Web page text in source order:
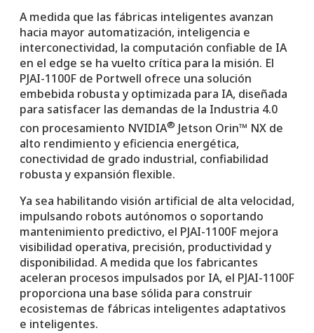
A medida que las fábricas inteligentes avanzan
hacia mayor automatización, inteligencia e
interconectividad, la computación confiable de IA
en el edge se ha vuelto crítica para la misión. El
PJAI-1100F de Portwell ofrece una solución
embebida robusta y optimizada para IA, diseñada
para satisfacer las demandas de la Industria 4.0
con procesamiento NVIDIA® Jetson Orin™ NX de
alto rendimiento y eficiencia energética,
conectividad de grado industrial, confiabilidad
robusta y expansión flexible.
Ya sea habilitando visión artificial de alta velocidad,
impulsando robots autónomos o soportando
mantenimiento predictivo, el PJAI-1100F mejora
visibilidad operativa, precisión, productividad y
disponibilidad. A medida que los fabricantes
aceleran procesos impulsados por IA, el PJAI-1100F
proporciona una base sólida para construir
ecosistemas de fábricas inteligentes adaptativos
e inteligentes.